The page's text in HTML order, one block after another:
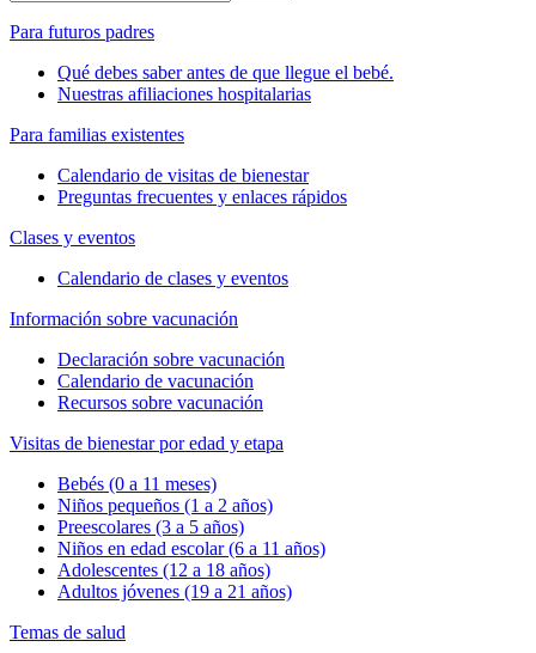
Para futuros padres
Qué debes saber antes de que llegue el bebé.
Nuestras afiliaciones hospitalarias
Para familias existentes
Calendario de visitas de bienestar
Preguntas frecuentes y enlaces rápidos
Clases y eventos
Calendario de clases y eventos
Información sobre vacunación
Declaración sobre vacunación
Calendario de vacunación
Recursos sobre vacunación
Visitas de bienestar por edad y etapa
Bebés (0 a 11 meses)
Niños pequeños (1 a 2 años)
Preescolares (3 a 5 años)
Niños en edad escolar (6 a 11 años)
Adolescentes (12 a 18 años)
Adultos jóvenes (19 a 21 años)
Temas de salud